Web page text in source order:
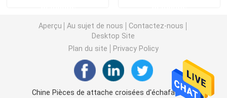
Pièces en acier d'appui vertical d'échafaudage
Lien Rod System de coffrage
Lien Rod Nut
Aperçu Au sujet de nous
Contactez-nous
Desktop Site
Plan du site
Privacy Policy
Chine Pièces de attache croisées d'échafaudage